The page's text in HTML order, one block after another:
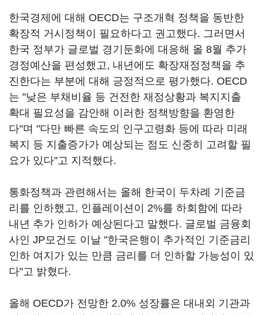
한국경제에 대해 OECD는 구조개혁 정책을 동반한
확장적 거시정책이 필요하다고 권고했다. 그러면서
한국 정부가 글로벌 경기둔화에 대응해 올 8월 추가
경정예산을 편성했고, 내년에도 확장재정정책을 추
진한다는 부분에 대해 긍정적으로 평가했다. OECD
는 "낮은 부채비율 등 건전한 재정상황과 복지지출
확대 필요성을 감안해 이러한 정책방향을 환영한
다"며 "다만 빠른 속도의 인구고령화 등에 따라 미래
복지 등 지출증가가 예상되는 점도 신중히 고려할 필
요가 있다"고 지적했다.
통화정책과 관련해서는 올해 한국이 두차례 기준금
리를 인하했고, 인플레이션이 2%를 하회함에 따라
내년 추가 인하가 예상된다고 말했다. 글로벌 금융회
사인 JP모건도 이날 "한국은행이 추가적인 기준금리
인하 여지가 있는 만큼 금리를 더 인하할 가능성이 있
다"고 밝혔다.
올해 OECD가 전망한 2.0% 성장률은 대내외 기관과